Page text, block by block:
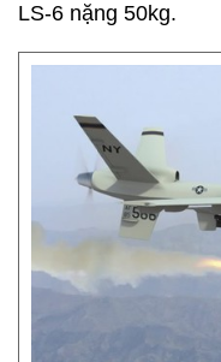
LS-6 nặng 50kg.